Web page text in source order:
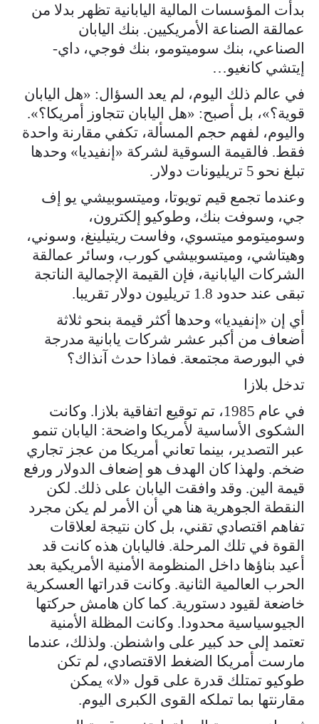
بدأت المؤسسات المالية اليابانية تظهر بدلا من
عمالقة الصناعة الأمريكيين. بنك اليابان
الصناعي، بنك سوميتومو، بنك فوجي، داي-
إيتشي كانغيو…
في عالم ذلك اليوم، لم يعد السؤال: «هل اليابان
قوية؟»، بل أصبح: «هل اليابان تتجاوز أمريكا؟».
واليوم، لفهم حجم المسألة، تكفي مقارنة واحدة
فقط. فالقيمة السوقية لشركة «إنفيديا» وحدها
تبلغ نحو 5 تريليونات دولار.
وعندما تجمع قيم تويوتا، وميتسوبيشي يو إف
جي، وسوفت بنك، وطوكيو إلكترون،
وسوميتومو ميتسوي، وفاست ريتيلينغ، وسوني،
وهيتاشي، وميتسوبيشي كورب، وسائر عمالقة
الشركات اليابانية، فإن القيمة الإجمالية الناتجة
تبقى عند حدود 1.8 تريليون دولار تقريبا.
أي إن «إنفيديا» وحدها أكثر قيمة بنحو ثلاثة
أضعاف من أكبر عشر شركات يابانية مدرجة
في البورصة مجتمعة. فماذا حدث آنذاك؟
تدخل بلازا
في عام 1985، تم توقيع اتفاقية بلازا. وكانت
الشكوى الأساسية لأمريكا واضحة: اليابان تنمو
عبر التصدير، بينما تعاني أمريكا من عجز تجاري
ضخم. ولهذا كان الهدف هو إضعاف الدولار ورفع
قيمة الين. وقد وافقت اليابان على ذلك. لكن
النقطة الجوهرية هنا هي أن الأمر لم يكن مجرد
تفاهم اقتصادي تقني، بل كان نتيجة لعلاقات
القوة في تلك المرحلة. فاليابان هذه كانت قد
أعيد بناؤها داخل المنظومة الأمنية الأمريكية بعد
الحرب العالمية الثانية. وكانت قدراتها العسكرية
خاضعة لقيود دستورية. كما كان هامش حركتها
الجيوسياسية محدودا. وكانت المظلة الأمنية
تعتمد إلى حد كبير على واشنطن. ولذلك، عندما
مارست أمريكا الضغط الاقتصادي، لم تكن
طوكيو تمتلك قدرة على قول «لا» يمكن
مقارنتها بما تملكه القوى الكبرى اليوم.